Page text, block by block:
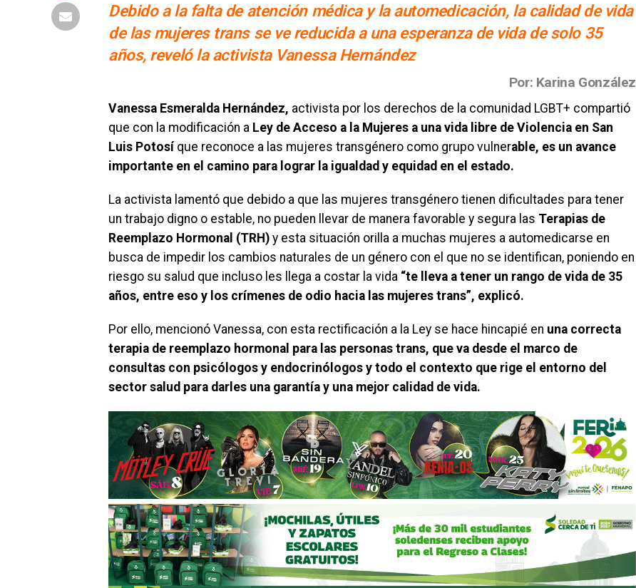
Debido a la falta de atención médica y la automedicación, la calidad de vida
de las mujeres trans se ve reducida a una esperanza de vida de solo 35
años, reveló la activista Vanessa Hernández
Por: Karina González
Vanessa Esmeralda Hernández, activista por los derechos de la comunidad LGBT+ compartió
que con la modificación a Ley de Acceso a la Mujeres a una vida libre de Violencia en San
Luis Potosíque reconoce a las mujeres transgénero como grupo vulnerable, es un avance
importante en el camino para lograr la igualdad y equidad en el estado.
La activista lamentó que debido a que las mujeres transgénero tienen dificultades para tener
un trabajo digno o estable, no pueden llevar de manera favorable y segura las Terapias de
Reemplazo Hormonal (TRH) y esta situación orilla a muchas mujeres a automedicarse en
busca de impedir los cambios naturales de un género con el que no se identifican, poniendo en
riesgo su salud que incluso les llega a costar la vida “te lleva a tener un rango de vida de 35
años, entre eso y los crímenes de odio hacia las mujeres trans”, explicó.
Por ello, mencionó Vanessa, con esta rectificación a la Ley se hace hincapié en una correcta
terapia de reemplazo hormonal para las personas trans, que va desde el marco de
consultas con psicólogos y endocrinólogos y todo el contexto que rige el entorno del
sector salud para darles una garantía y una mejor calidad de vida.